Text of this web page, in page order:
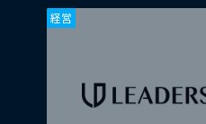
経営